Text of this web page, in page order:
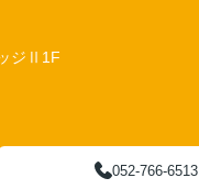
ジⅡ1F
052-766-6513